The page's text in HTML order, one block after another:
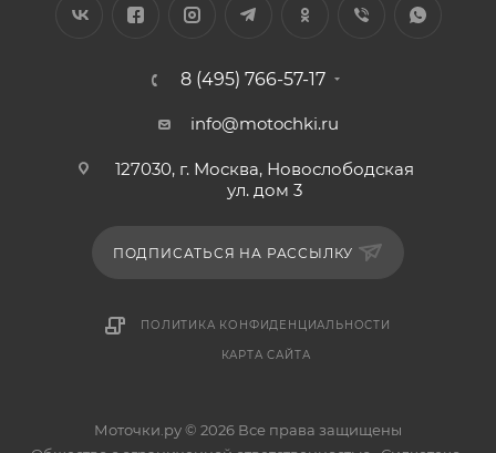
8 (495) 766-57-17
info@motochki.ru
127030, г. Москва, Новослободская
ул. дом 3
ПОДПИСАТЬСЯ НА РАССЫЛКУ
ПОЛИТИКА КОНФИДЕНЦИАЛЬНОСТИ
КАРТА САЙТА
Моточки.ру © 2026 Все права защищены